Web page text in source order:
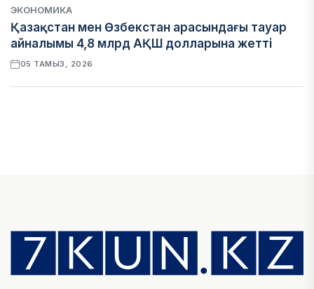
ЭКОНОМИКА
Қазақстан мен Өзбекстан арасындағы тауар
айналымы 4,8 млрд АҚШ долларына жетті
05 ТАМЫЗ, 2026
БИЛІК
«Бәйтерек» холдингінің инвестициялық және
кредиттік портфелі 14,3 трлн теңгеге жетті